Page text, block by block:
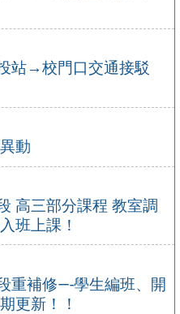
站→校門口交通接駁
動
高三部分課程 教室調
班上課！
重補修—-學生編班、開
更新！！